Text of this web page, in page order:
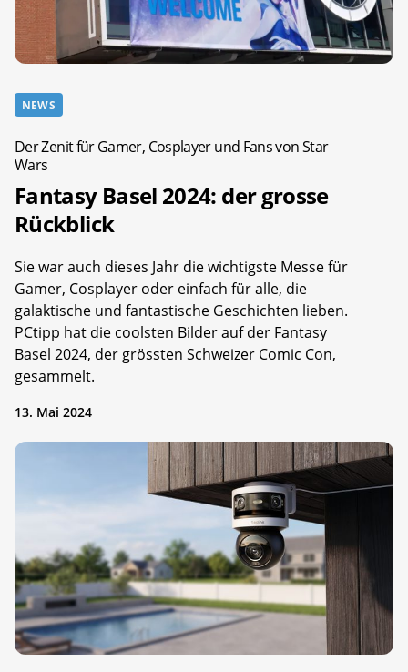
NEWS
Der Zenit für Gamer, Cosplayer und Fans von Star
Wars
Fantasy Basel 2024: der grosse
Rückblick
Sie war auch dieses Jahr die wichtigste Messe für
Gamer, Cosplayer oder einfach für alle, die
galaktische und fantastische Geschichten lieben.
PCtipp hat die coolsten Bilder auf der Fantasy
Basel 2024, der grössten Schweizer Comic Con,
gesammelt.
13. Mai 2024